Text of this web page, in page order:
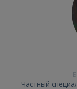
Частный